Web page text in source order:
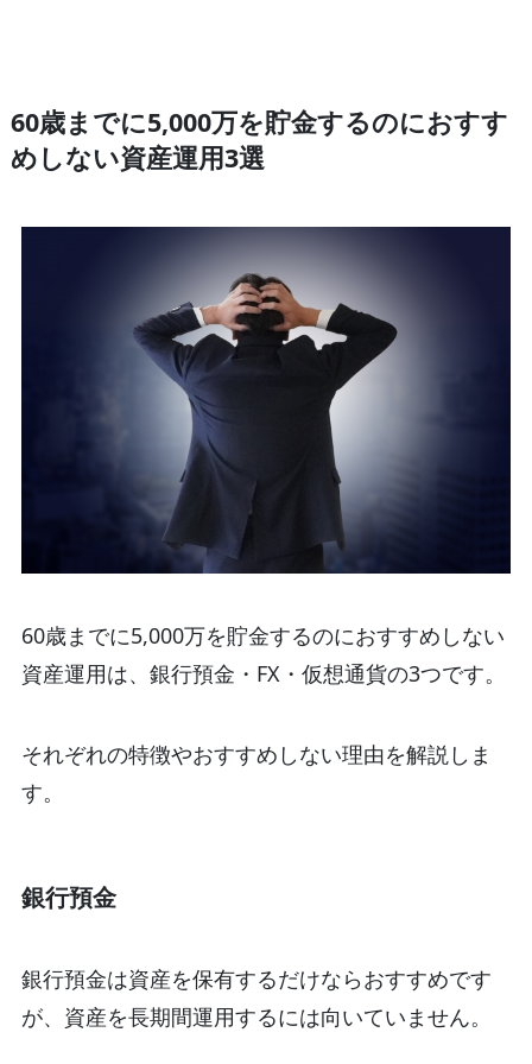
60歳までに5,000万を貯金するのにおすす
めしない資産運用3選
60歳までに5,000万を貯金するのにおすすめしない
資産運用は、銀行預金・FX・仮想通貨の3つです。
それぞれの特徴やおすすめしない理由を解説しま
す。
銀行預金
銀行預金は資産を保有するだけならおすすめです
が、資産を長期間運用するには向いていません。